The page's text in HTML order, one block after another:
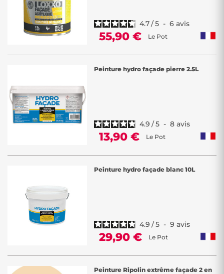
4.7/5 - 6 avis
55,90 € Le Pot
Peinture hydro façade pierre 2.5L
4.9 /5 - 8 avis
13,90 € Le Pot
Peinture hydro façade blanc 10L
4.9 /5 - 9 avis
29,90 € Le Pot
Peinture Ripolin extrême façade 2 en